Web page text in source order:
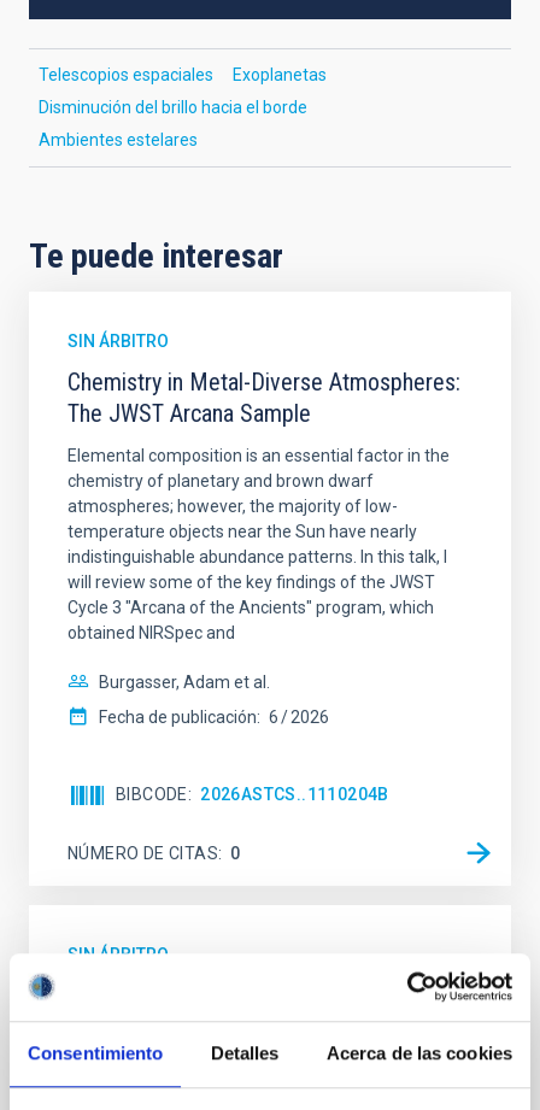
Consentimiento Detalles Acerca de las cookies
Telescopios espaciales
Exoplanetas
Disminución del brillo hacia el borde
Ambientes estelares
Te puede interesar
SIN ÁRBITRO
Chemistry in Metal-Diverse Atmospheres:
The JWST Arcana Sample
Elemental composition is an essential factor in the
chemistry of planetary and brown dwarf
atmospheres; however, the majority of low-
temperature objects near the Sun have nearly
indistinguishable abundance patterns. In this talk, I
will review some of the key findings of the JWST
Cycle 3 "Arcana of the Ancients" program, which
obtained NIRSpec and
Burgasser, Adam et al.
Fecha de publicación: 6 2026
BIBCODE 2026ASTCS..1110204B
NÚMERO DE CITAS 0
SIN ÁRBITRO
Rotational Light Curve and Photometric
Baseline of (15094) Polymele in Support
of the Lucy Mutual Event Campaign